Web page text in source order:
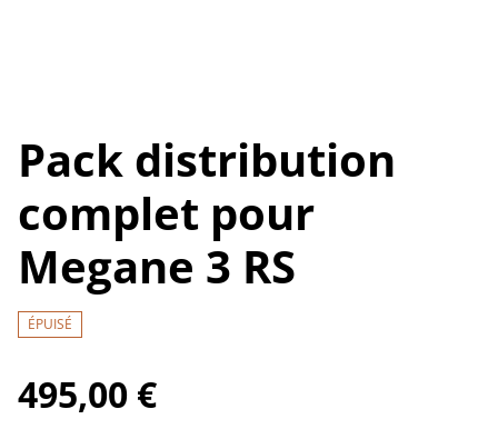
Pack distribution
complet pour
Megane 3 RS
ÉPUISÉ
495,00 €